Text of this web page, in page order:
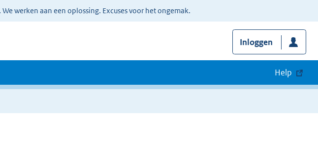
werken aan een oplossing. Excuses voor het ongemak.
Inloggen
Help